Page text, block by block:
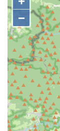
Vojkovic
Kostel
u Vojkovic
Kaple
Hřbitovní
Vltavou
Márnice
Márnice
Kostel